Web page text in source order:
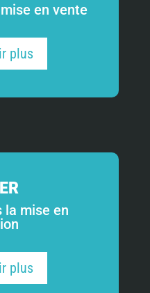
en vente
plus
la mise en
plus